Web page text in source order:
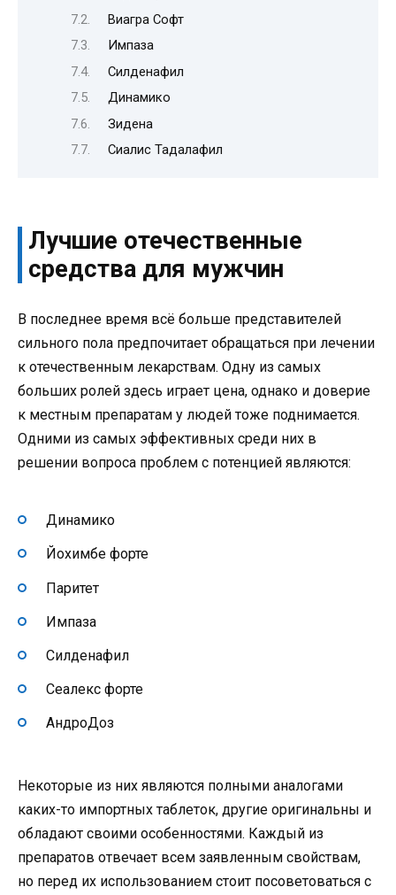
Виагра Софт
Импаза
Силденафил
Динамико
Зидена
Сиалис Тадалафил
Лучшие отечественные
средства для мужчин
В последнее время всё больше представителей
сильного пола предпочитает обращаться при лечении
к отечественным лекарствам. Одну из самых
больших ролей здесь играет цена, однако и доверие
к местным препаратам у людей тоже поднимается.
Одними из самых эффективных среди них в
решении вопроса проблем с потенцией являются:
Динамико
Йохимбе форте
Паритет
Импаза
Силденафил
Сеалекс форте
АндроДоз
Некоторые из них являются полными аналогами
каких-то импортных таблеток, другие оригинальны и
обладают своими особенностями. Каждый из
препаратов отвечает всем заявленным свойствам,
но перед их использованием стоит посоветоваться с